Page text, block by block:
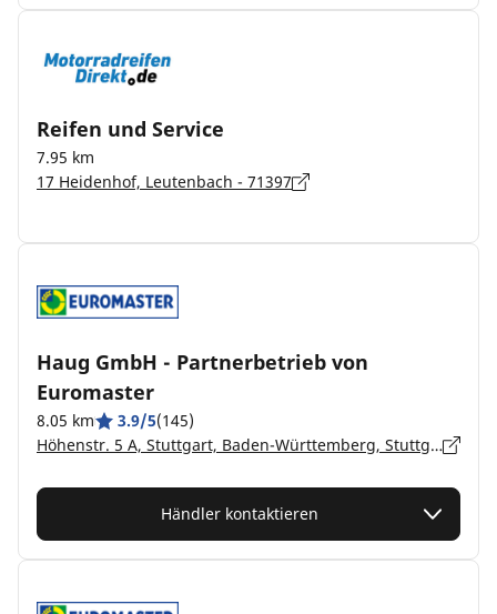
Reifen und Service
7.95 km
17 Heidenhof, Leutenbach - 71397
Haug GmbH - Partnerbetrieb von
Euromaster
8.05 km 3.9/5(145)
Höhenstr. 5 A, Stuttgart, Baden-Württemberg, Stuttgart-Fellbach - 70736
Händler kontaktieren